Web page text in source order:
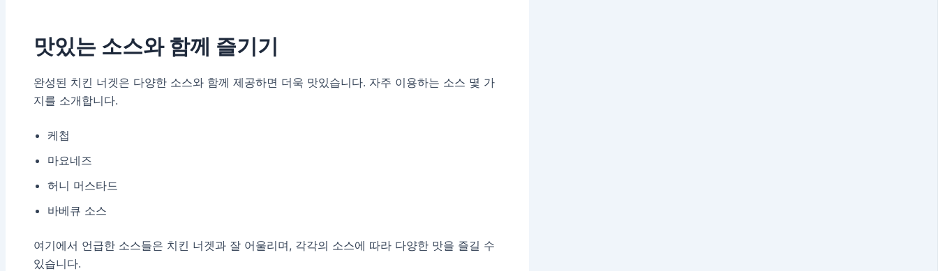
맛있는 소스와 함께 즐기기
완성된 치킨 너겟은 다양한 소스와 함께 제공하면 더욱 맛있습니다. 자주 이용하는 소스 몇 가
지를 소개합니다.
케첩
마요네즈
허니 머스타드
바베큐 소스
여기에서 언급한 소스들은 치킨 너겟과 잘 어울리며, 각각의 소스에 따라 다양한 맛을 즐길 수
있습니다.